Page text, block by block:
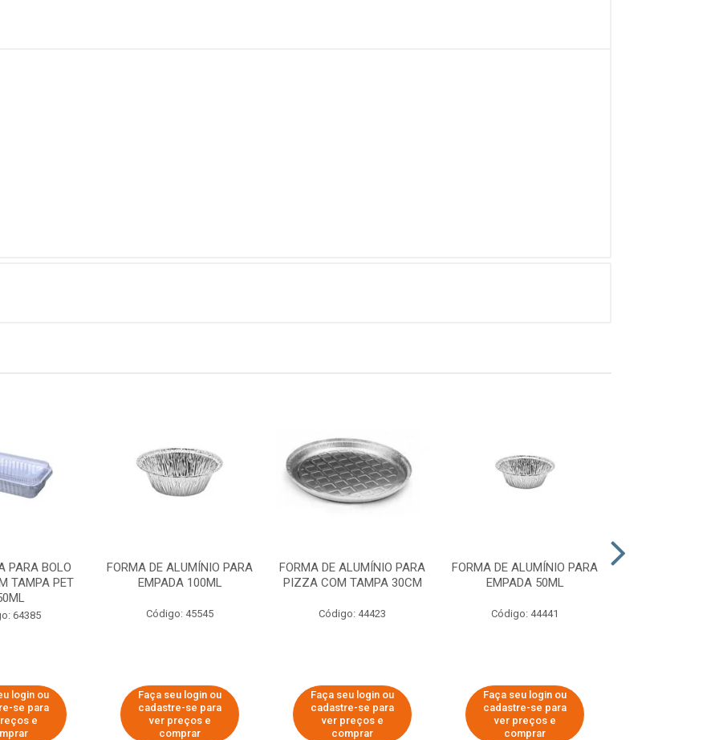
PARA BOLO
TAMPA PET
64385
login ou
se para
e
FORMA DE ALUMÍNIO PARA
EMPADA 100ML
Código: 45545
Faça seu login ou
cadastre-se para
ver preços e
comprar
FORMA DE ALUMÍNIO PARA
PIZZA COM TAMPA 30CM
Código: 44423
Faça seu login ou
cadastre-se para
ver preços e
comprar
FORMA DE ALUMÍNIO PARA
EMPADA 50ML
Código: 44441
Faça seu login ou
cadastre-se para
ver preços e
comprar